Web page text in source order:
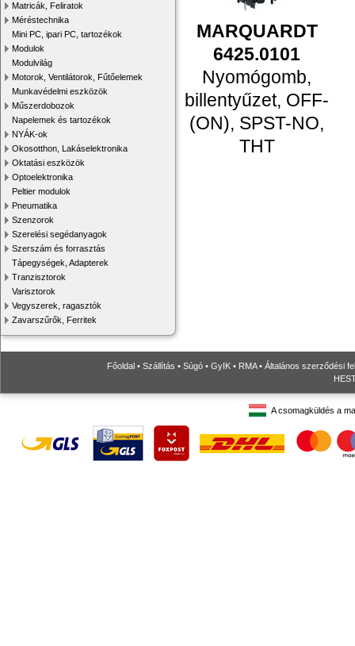
Matricák, Feliratok
Méréstechnika
Mini PC, ipari PC, tartozékok
Modulok
Modulvilág
Motorok, Ventilátorok, Fűtőelemek
Munkavédelmi eszközök
Műszerdobozok
Napelemek és tartozékok
NYÁK-ok
Okosotthon, Lakáselektronika
Oktatási eszközök
Optoelektronika
Peltier modulok
Pneumatika
Szenzorok
Szerelési segédanyagok
Szerszám és forrasztás
Tápegységek, Adapterek
Tranzisztorok
Varisztorok
Vegyszerek, ragasztók
Zavarszűrők, Ferritek
MARQUARDT
6425.0101
Nyomógomb,
billentyűzet, OFF-
(ON), SPST-NO,
THT
Főoldal • Szállítás • Súgó • GyIK • RMA• Általános szerződési
A csomagküldés a